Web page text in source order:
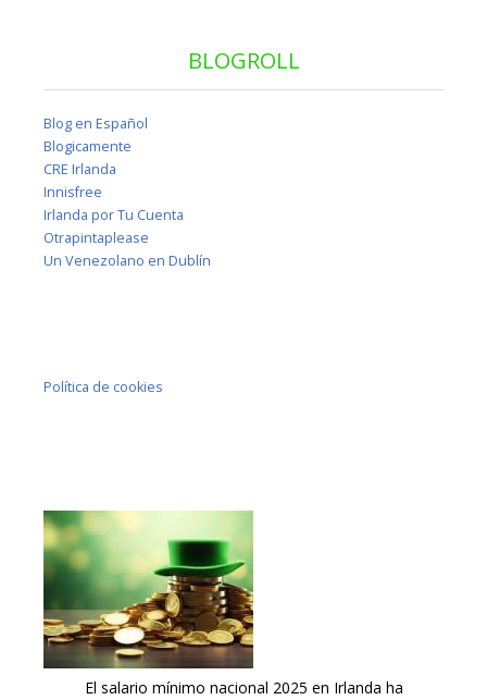
BLOGROLL
Blog en Español
Blogicamente
CRE Irlanda
Innisfree
Irlanda por Tu Cuenta
Otrapintaplease
Un Venezolano en Dublín
Política de cookies
El salario mínimo nacional 2025 en Irlanda ha